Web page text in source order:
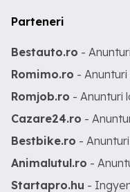
Parteneri
Bestauto.ro -
Romimo.ro -
Romjob.ro - Anunturi
Cazare24.ro -
Bestbike.ro -
Animalutul.ro -
Startapro.hu -